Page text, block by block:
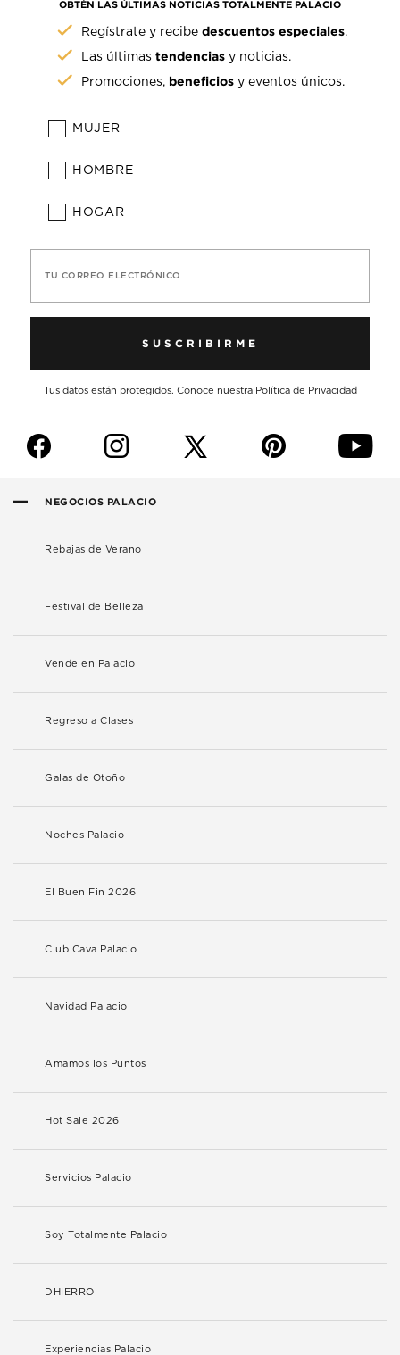
OBTÉN LAS ÚLTIMAS NOTICIAS TOTALMENTE PALACIO
Regístrate y recibedescuentos especiales.
Las últimastendencias y noticias.
Promociones, beneficios y eventos únicos.
MUJER
HOMBRE
HOGAR
TU CORREO ELECTRÓNICO
SUSCRIBIRME
Tus datos están protegidos. Conoce nuestra Política de Privacidad
f i p y
NEGOCIOS PALACIO
Rebajas de Verano
Festival de Belleza
Vende en Palacio
Regreso a Clases
Galas de Otoño
Noches Palacio
El Buen Fin 2026
Club Cava Palacio
Navidad Palacio
Amamos los Puntos
Hot Sale 2026
Servicios Palacio
Soy Totalmente Palacio
DHIERRO
Experiencias Palacio